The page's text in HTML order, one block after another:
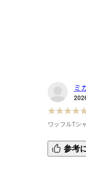
も助かりま
ミ
ワッフルTシ
メンズ用で
くてゆっ
参考